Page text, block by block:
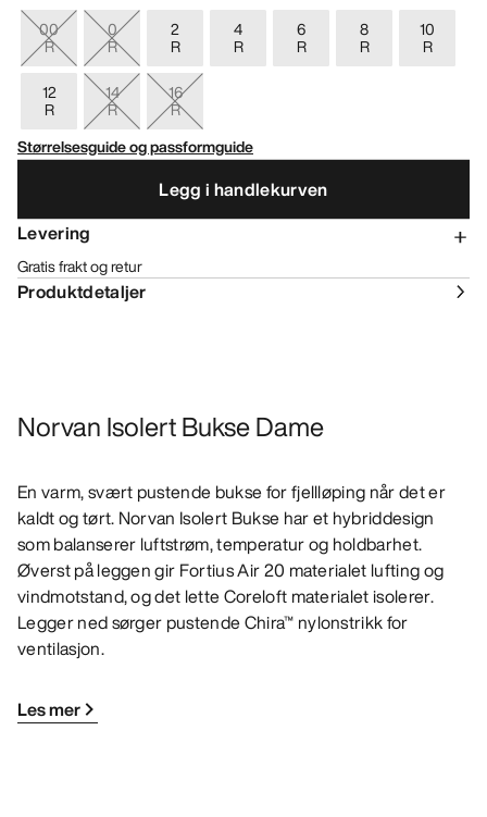
00
R
0
R
2
R
4
R
6
R
8
R
10
R
12
R
14
R
16
R
Størrelsesguide og passformguide
Legg i handlekurven
Levering
Gratis frakt og retur
Produktdetaljer
Norvan Isolert Bukse Dame
En varm, svært pustende bukse for fjellløping når det er
kaldt og tørt. Norvan Isolert Bukse har et hybriddesign
som balanserer luftstrøm, temperatur og holdbarhet.
Øverst på leggen gir Fortius Air 20 materialet lufting og
vindmotstand, og det lette Coreloft materialet isolerer.
Legger ned sørger pustende Chira™ nylonstrikk for
ventilasjon.
Les mer